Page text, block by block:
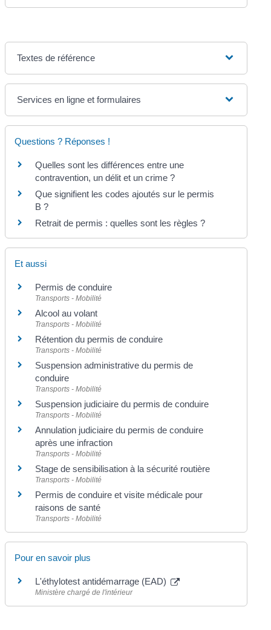
Textes de référence
Services en ligne et formulaires
Questions ? Réponses !
Quelles sont les différences entre une
contravention, un délit et un crime ?
Que signifient les codes ajoutés sur le permis
B ?
Retrait de permis : quelles sont les règles ?
Et aussi
Permis de conduire
Transports - Mobilité
Alcool au volant
Transports - Mobilité
Rétention du permis de conduire
Transports - Mobilité
Suspension administrative du permis de
conduire
Transports - Mobilité
Suspension judiciaire du permis de conduire
Transports - Mobilité
Annulation judiciaire du permis de conduire
après une infraction
Transports - Mobilité
Stage de sensibilisation à la sécurité routière
Transports - Mobilité
Permis de conduire et visite médicale pour
raisons de santé
Transports - Mobilité
Pour en savoir plus
L'éthylotest antidémarrage (EAD)
Ministère chargé de l'intérieur